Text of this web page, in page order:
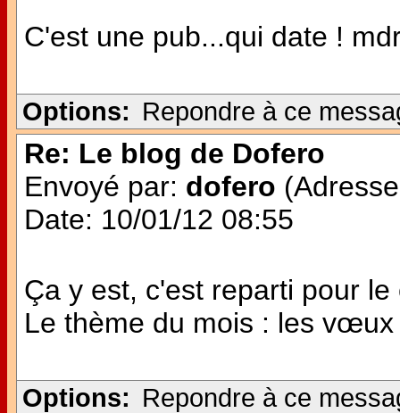
C'est une pub...qui date !
Options: Repondre à ce
Re: Le blog de Dofero
Envoyé par: dofero
Date: 10/01/12 08:55
Ça y est, c'est reparti pour
Le thème du mois : les vœux
Options: Repondre à ce